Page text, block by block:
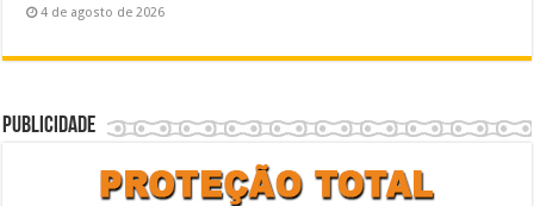
4 de agosto de 2026
Publicidade